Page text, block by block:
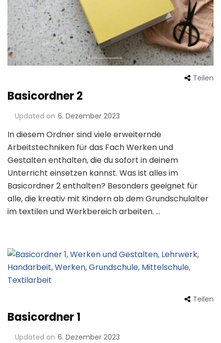
Teilen
Basicordner 2
Updated on 6. Dezember 2023
In diesem Ordner sind viele erweiternde
Arbeitstechniken für das Fach Werken und
Gestalten enthalten, die du sofort in deinem
Unterricht einsetzen kannst. Was ist alles im
Basicordner 2 enthalten? Besonders geeignet für
alle, die kreativ mit Kindern ab dem Grundschulalter
im textilen und Werkbereich arbeiten. …
Teilen
Basicordner 1
Updated on 6. Dezember 2023